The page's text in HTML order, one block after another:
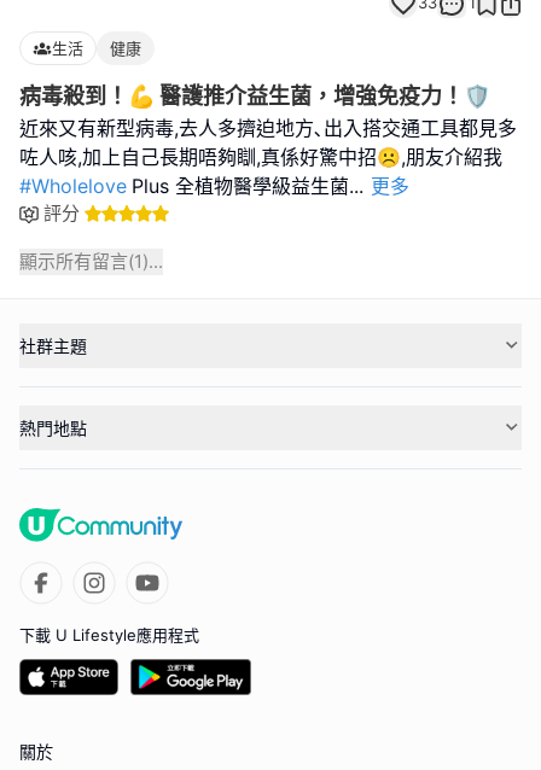
生活 健康
病毒殺到！💪 醫護推介益生菌，增強免疫力！🛡️
近來又有新型病毒,去人多擠迫地方､出入搭交通工具都見多
咗人咳,加上自己長期唔夠瞓,真係好驚中招☹️,朋友介紹我
#Wholelove Plus 全植物醫學級益生菌... 更多
評分
顯示所有留言(1)...
社群主題
熱門地點
下載 U Lifestyle應用程式
關於